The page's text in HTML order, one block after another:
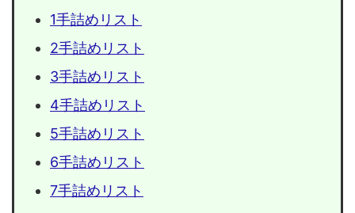
1手詰めリスト
2手詰めリスト
3手詰めリスト
4手詰めリスト
5手詰めリスト
6手詰めリスト
7手詰めリスト